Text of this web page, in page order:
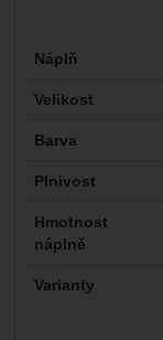
Parametry
Náplň
Velikost
Barva
Plnivost
Hmotnost
náplně
Varianty